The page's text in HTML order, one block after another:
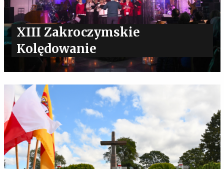
XIII Zakroczymskie
Kolędowanie